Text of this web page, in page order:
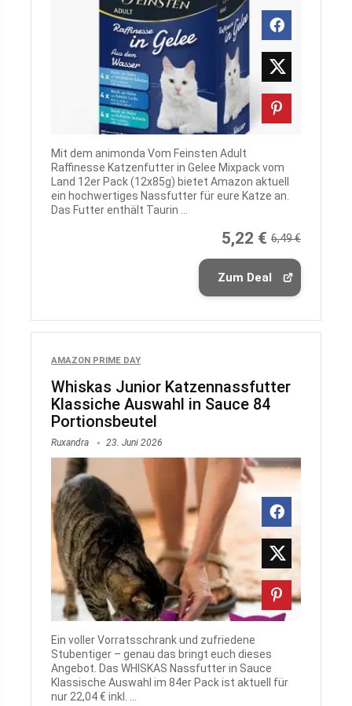
Mit dem animonda Vom Feinsten Adult
Raffinesse Katzenfutter in Gelee Mixpack vom
Land 12er Pack (12x85g) bietet Amazon aktuell
ein hochwertiges Nassfutter für eure Katze an.
Das Futter enthält Taurin ...
5,22 € 6,49 €
Zum Deal
AMAZON PRIME DAY
Whiskas Junior Katzennassfutter
Klassiche Auswahl in Sauce 84
Portionsbeutel
Ruxandra 23. Juni 2026
Ein voller Vorratsschrank und zufriedene
Stubentiger – genau das bringt euch dieses
Angebot. Das WHISKAS Nassfutter in Sauce
Klassische Auswahl im 84er Pack ist aktuell für
nur 22,04 € inkl. ...